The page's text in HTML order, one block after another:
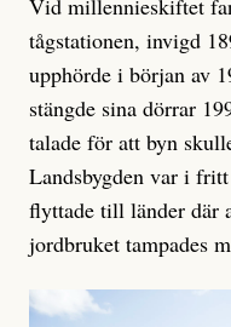
tågstationen, invigd
upphörde i början av
stängde sina dörrar
talade för att byn
Landsbygden var i
flyttade till länder där
jordbruket tampades